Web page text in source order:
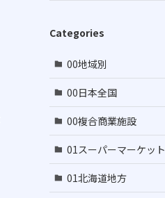
Categories
00地域別
00日本全国
00複合商業施設
01スーパーマーケット
01北海道地方